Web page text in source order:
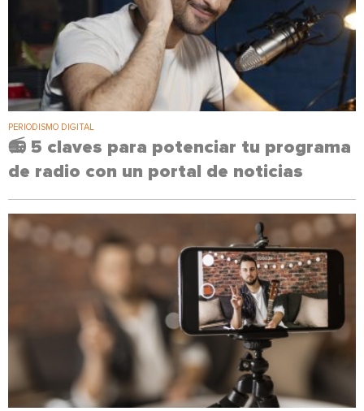
PERIODISMO DIGITAL
📻 5 claves para potenciar tu programa
de radio con un portal de noticias